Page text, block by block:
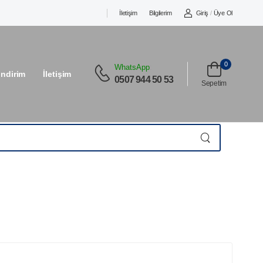
İletişim Bilgilerim Giriş / Üye Ol
İletişim
WhatsApp
0507 944 50 53
0
Sepetim